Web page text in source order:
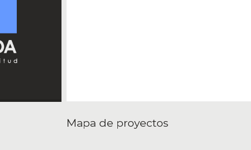
Mapa de proyectos